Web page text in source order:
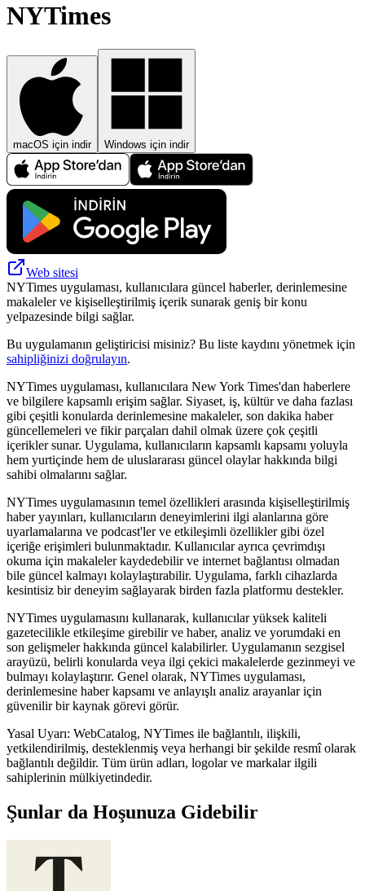
NYTimes
macOS için indir Windows için indir
Web sitesi
NYTimes uygulaması, kullanıcılara güncel haberler, derinlemesine
makaleler ve kişiselleştirilmiş içerik sunarak geniş bir konu
yelpazesinde bilgi sağlar.
Bu uygulamanın geliştiricisi misiniz? Bu liste kaydını yönetmek için
sahipliğinizi doğrulayın.
NYTimes uygulaması, kullanıcılara New York Times'dan haberlere
ve bilgilere kapsamlı erişim sağlar. Siyaset, iş, kültür ve daha fazlası
gibi çeşitli konularda derinlemesine makaleler, son dakika haber
güncellemeleri ve fikir parçaları dahil olmak üzere çok çeşitli
içerikler sunar. Uygulama, kullanıcıların kapsamlı kapsamı yoluyla
hem yurtiçinde hem de uluslararası güncel olaylar hakkında bilgi
sahibi olmalarını sağlar.
NYTimes uygulamasının temel özellikleri arasında kişiselleştirilmiş
haber yayınları, kullanıcıların deneyimlerini ilgi alanlarına göre
uyarlamalarına ve podcast'ler ve etkileşimli özellikler gibi özel
içeriğe erişimleri bulunmaktadır. Kullanıcılar ayrıca çevrimdışı
okuma için makaleler kaydedebilir ve internet bağlantısı olmadan
bile güncel kalmayı kolaylaştırabilir. Uygulama, farklı cihazlarda
kesintisiz bir deneyim sağlayarak birden fazla platformu destekler.
NYTimes uygulamasını kullanarak, kullanıcılar yüksek kaliteli
gazetecilikle etkileşime girebilir ve haber, analiz ve yorumdaki en
son gelişmeler hakkında güncel kalabilirler. Uygulamanın sezgisel
arayüzü, belirli konularda veya ilgi çekici makalelerde gezinmeyi ve
bulmayı kolaylaştırır. Genel olarak, NYTimes uygulaması,
derinlemesine haber kapsamı ve anlayışlı analiz arayanlar için
güvenilir bir kaynak görevi görür.
Yasal Uyarı: WebCatalog, NYTimes ile bağlantılı, ilişkili,
yetkilendirilmiş, desteklenmiş veya herhangi bir şekilde resmî olarak
bağlantılı değildir. Tüm ürün adları, logolar ve markalar ilgili
sahiplerinin mülkiyetindedir.
Şunlar da Hoşunuza Gidebilir